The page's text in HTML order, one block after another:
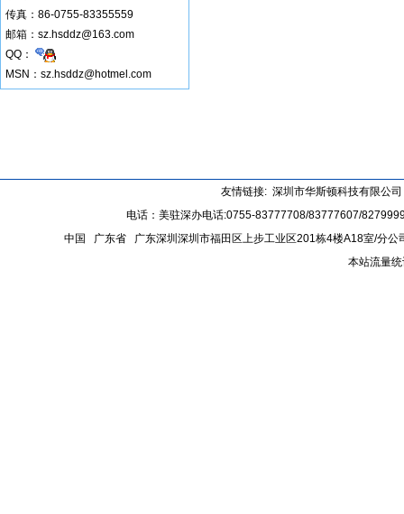
传真： 86-0755-83355559
邮箱： sz.hsddz@163.com
QQ：
MSN：sz.hsddz@hotmel.com
友情链接: 深圳市华斯顿科技有限公司
电话：美驻深办电话:0755-83777708/83777607/
中国 广东省 广东深圳深圳市福田区上步工业区201栋4楼A18室/分
本站流量